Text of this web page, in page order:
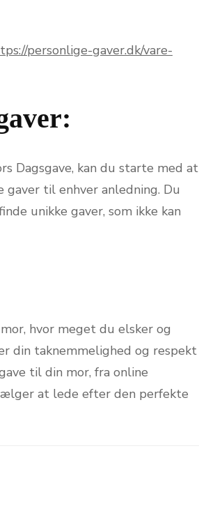
personlige-gaver.dk/vare-
Dagsgave, kan du starte med at
til enhver anledning. Du
unikke gaver, som ikke kan
hvor meget du elsker og
din taknemmelighed og respekt
til din mor, fra online
at lede efter den perfekte